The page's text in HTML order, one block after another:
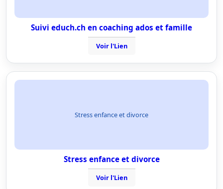
Suivi educh.ch en coaching ados et famille
Voir l'Lien
Stress enfance et divorce
Stress enfance et divorce
Voir l'Lien